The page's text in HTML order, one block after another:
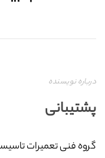
درباره نویسنده
پشتیبانی
گروه فنی تعمیرات